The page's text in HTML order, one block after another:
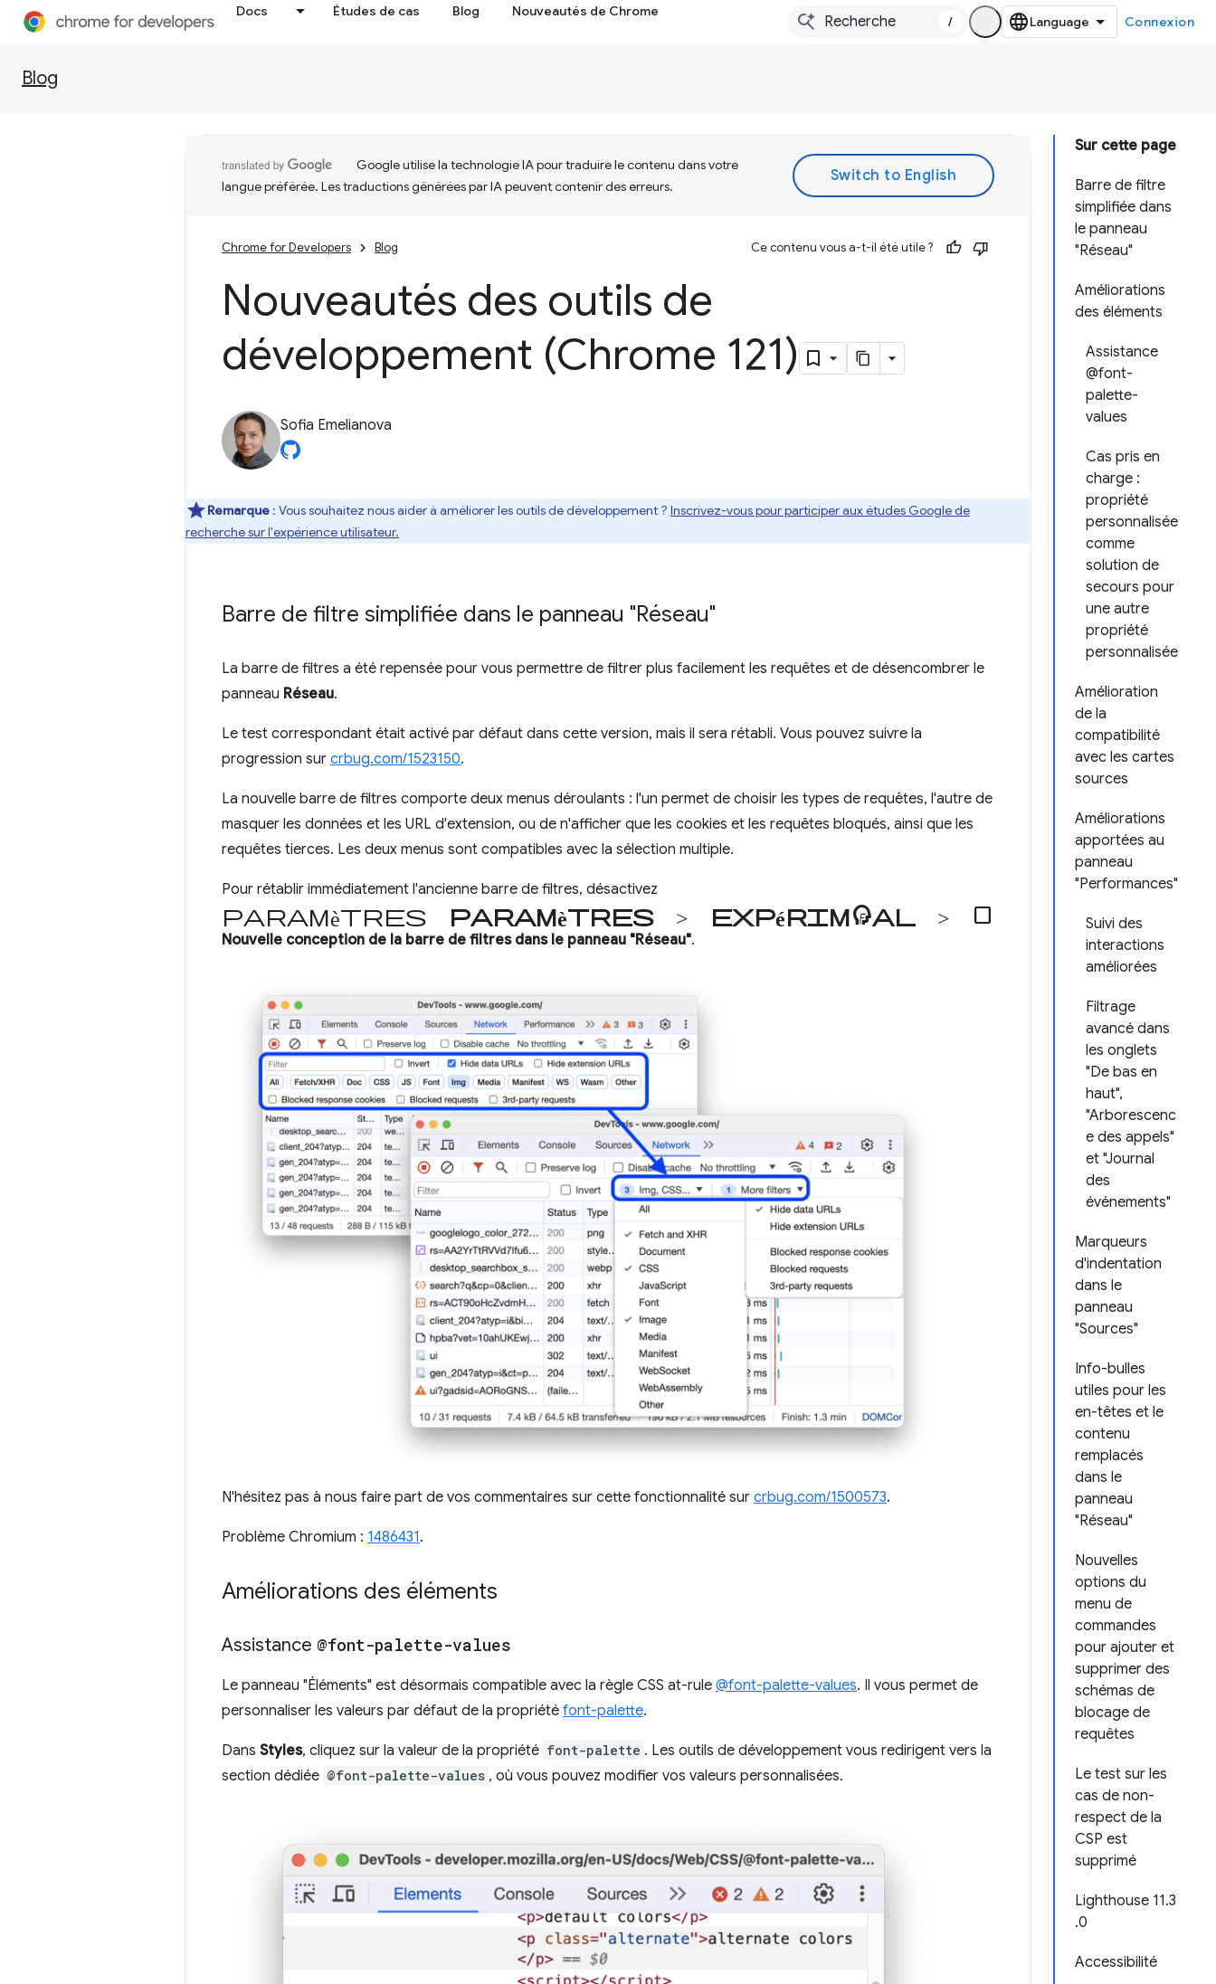
Docs Études de cas Blog Nouveautés de Chrome
/ Connexion
Blog
Sur cette page
Barre de filtre
simplifiée dans
le panneau
"Réseau"
Améliorations
des éléments
Assistance
@font-
palette-
values
Cas pris en
charge :
propriété
personnalisée
comme
solution de
secours pour
une autre
propriété
personnalisée
Amélioration
de la
compatibilité
avec les cartes
sources
Améliorations
apportées au
panneau
"Performances"
Suivi des
interactions
améliorées
Filtrage
avancé dans
les onglets
"De bas en
haut",
"Arborescenc
e des appels"
et "Journal
des
événements"
Marqueurs
d'indentation
dans le
panneau
"Sources"
Info-bulles
utiles pour les
en-têtes et le
contenu
remplacés
dans le
panneau
"Réseau"
Nouvelles
options du
menu de
commandes
pour ajouter et
supprimer des
schémas de
blocage de
requêtes
Le test sur les
cas de non-
respect de la
CSP est
supprimé
Lighthouse 11.3
.0
Accessibilité
Google utilise la technologie IA pour traduire le contenu dans votre
langue préférée. Les traductions générées par IA peuvent contenir des erreurs.
Chrome for Developers Blog Ce contenu vous a-t-il été utile ?
Nouveautés des outils de
développement (Chrome 121)
Sofia Emelianova
Remarque : Vous souhaitez nous aider à améliorer les outils de développement ? Inscrivez-vous pour participer aux études Google de
recherche sur l'expérience utilisateur.
Barre de filtre simplifiée dans le panneau "Réseau"
La barre de filtres a été repensée pour vous permettre de filtrer plus facilement les requêtes et de désencombrer le
panneau Réseau.
Le test correspondant était activé par défaut dans cette version, mais il sera rétabli. Vous pouvez suivre la
progression sur crbug.com/1523150.
La nouvelle barre de filtres comporte deux menus déroulants : l'un permet de choisir les types de requêtes, l'autre de
masquer les données et les URL d'extension, ou de n'afficher que les cookies et les requêtes bloqués, ainsi que les
requêtes tierces. Les deux menus sont compatibles avec la sélection multiple.
Pour rétablir immédiatement l'ancienne barre de filtres, désactivez
Paramètres Paramètres > Expérimental > check_box_outline_blank
Nouvelle conception de la barre de filtres dans le panneau "Réseau".
N'hésitez pas à nous faire part de vos commentaires sur cette fonctionnalité sur crbug.com/1500573.
Problème Chromium : 1486431.
Améliorations des éléments
Assistance @font-palette-values
Le panneau "Éléments" est désormais compatible avec la règle CSS at-rule @font-palette-values. Il vous permet de
personnaliser les valeurs par défaut de la propriété font-palette.
Dans Styles, cliquez sur la valeur de la propriété font-palette . Les outils de développement vous redirigent vers la
section dédiée @font-palette-values , où vous pouvez modifier vos valeurs personnalisées.